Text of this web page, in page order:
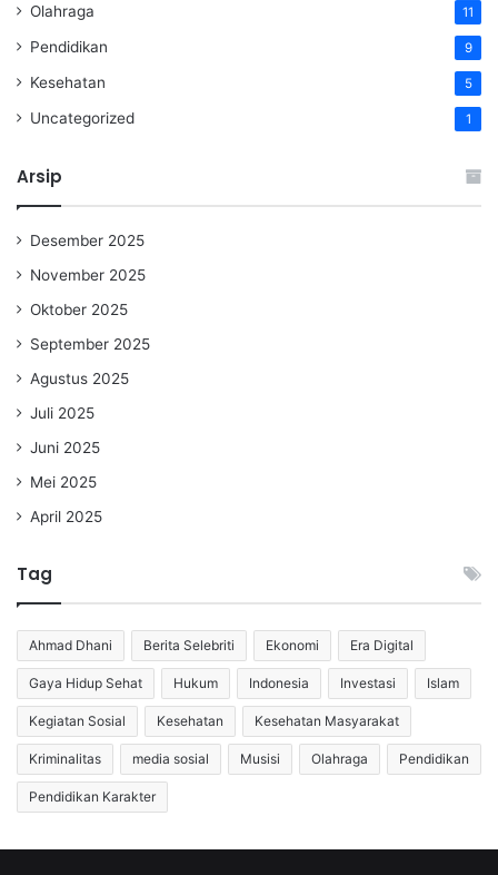
Olahraga 11
Pendidikan 9
Kesehatan 5
Uncategorized 1
Arsip
Desember 2025
November 2025
Oktober 2025
September 2025
Agustus 2025
Juli 2025
Juni 2025
Mei 2025
April 2025
Tag
Ahmad Dhani Berita Selebriti Ekonomi Era Digital
Gaya Hidup Sehat Hukum Indonesia Investasi Islam
Kegiatan Sosial Kesehatan Kesehatan Masyarakat
Kriminalitas media sosial Musisi Olahraga Pendidikan
Pendidikan Karakter